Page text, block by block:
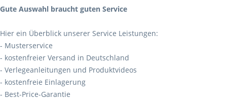
Gute Auswahl braucht guten Service
Hier ein Überblick unserer Service Leistungen:
- Musterservice
- kostenfreier Versand in Deutschland
- Verlegeanleitungen und Produktvideos
- kostenfreie Einlagerung
- Best-Price-Garantie